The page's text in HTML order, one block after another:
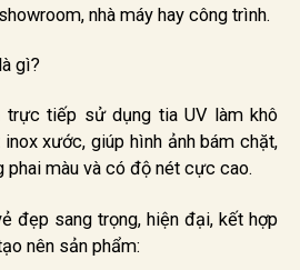
nhà máy hay công trình.
gì?
trực tiếp sử dụng tia UV làm khô
xước, giúp hình ảnh bám chặt,
phai màu và có độ nét cực cao.
đẹp sang trọng, hiện đại, kết hợp
nên sản phẩm: